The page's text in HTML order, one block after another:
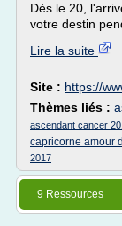
Dès le 20,
votre destin
Lire la suite
Site : https://
Thèmes liés :
ascendant cancer
capricorne amour
2017
9 Ressources